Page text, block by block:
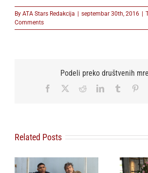
By ATA Stars Redakcija septembar 30th, 2016
Comments
Podeli preko društvenih
Facebook RedditLinkedInTumblr
Related Posts